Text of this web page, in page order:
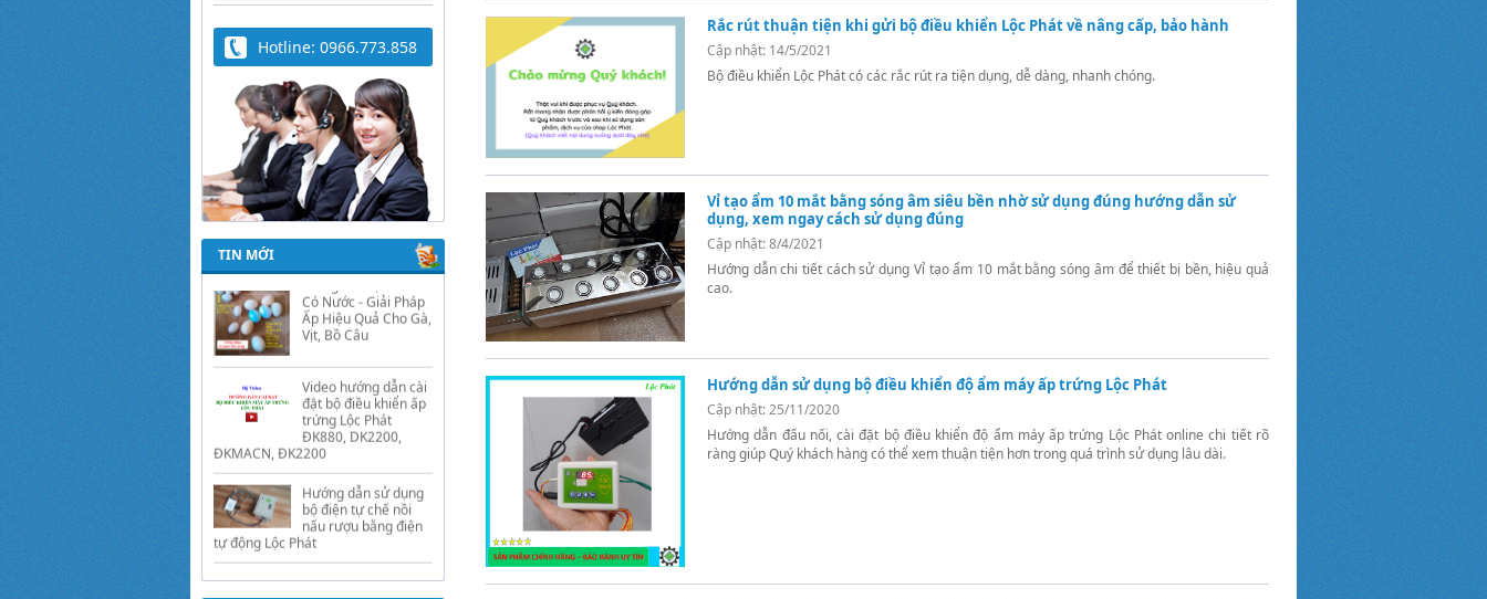
Rắc rút thuận tiện khi gửi bộ điều khiển Lộc Phát về nâng cấp, bảo hành
Cập nhật: 14/5/2021
Bộ điều khiển Lộc Phát có các rắc rút ra tiện dụng, dễ dàng, nhanh chóng.
Vỉ tạo ẩm 10 mắt bằng sóng âm siêu bền nhờ sử dụng đúng hướng dẫn sử
dụng, xem ngay cách sử dụng đúng
Cập nhật: 8/4/2021
Hướng dẫn chi tiết cách sử dụng Vỉ tạo ẩm 10 mắt bằng sóng âm để thiết bị bền, hiệu quả
cao.
Hướng dẫn sử dụng bộ điều khiển độ ẩm máy ấp trứng Lộc Phát
Cập nhật: 25/11/2020
Hướng dẫn đấu nối, cài đặt bộ điều khiển độ ẩm máy ấp trứng Lộc Phát online chi tiết rõ
ràng giúp Quý khách hàng có thể xem thuận tiện hơn trong quá trình sử dụng lâu dài.
Hotline: 0966.773.858
TIN MỚI
Trứng Giả Lộc Phát
Có Nước - Giải Pháp
Ấp Hiệu Quả Cho Gà,
Vịt, Bồ Câu
Video hướng dẫn cài
đặt bộ điều khiển ấp
ĐK880, DK2200,
ĐKMACN, ĐK2200
Hướng dẫn sử dụng
bộ điện tự chế nồi
tự động Lộc Phát
Hướng dẫn sử dụng
bộ điều khiển ủ sữa